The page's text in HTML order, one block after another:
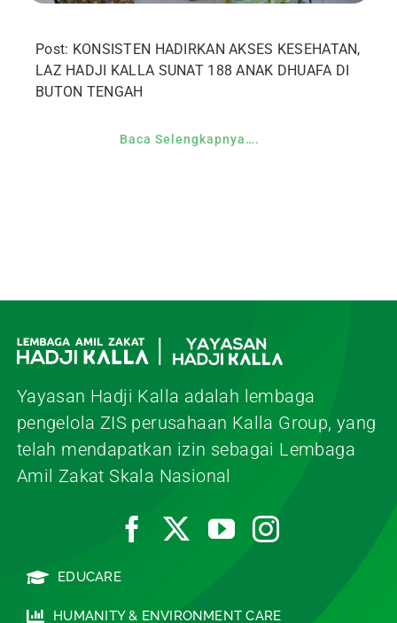
Post: KONSISTEN HADIRKAN AKSES KESEHATAN,
LAZ HADJI KALLA SUNAT 188 ANAK DHUAFA DI
BUTON TENGAH
Baca Selengkapnya….
Yayasan Hadji Kalla adalah lembaga
pengelola ZIS perusahaan Kalla Group, yang
telah mendapatkan izin sebagai Lembaga
Amil Zakat Skala Nasional
EDUCARE
HUMANITY & ENVIRONMENT CARE